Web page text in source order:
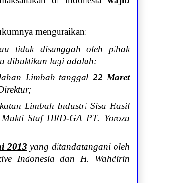
menguraikan:
tidak disanggah oleh pihak
dibuktikan lagi adalah:
Limbah tanggal 22 Maret
Limbah Industri Sisa Hasil
Staf HRD-GA PT. Yorozu
2013 yang ditandatangani oleh
Indonesia dan H. Wahdirin